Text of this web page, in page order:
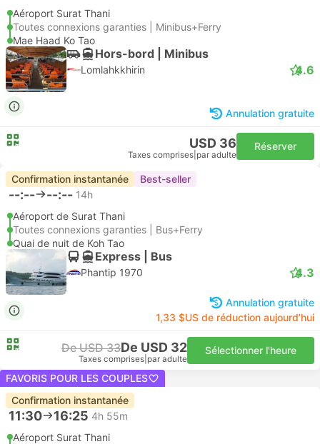
Aéroport Surat Thani
Toutes connexions garanties | Minibus+Ferry
Mae Haad Ko Tao
Hors-bord | Minibus
Lomlahkkhirin 4.6
Annulation gratuite
USD 36
Taxes comprises par adulte
Réserver
Confirmation instantanée Best-seller
--:-- --:-- 14h
Aéroport de Surat Thani
Toutes connexions garanties | Bus+Ferry
Quai de nuit de Koh Tao
Express | Bus
Phantip 1970 4.3
Annulation gratuite
1,33 $US de réduction aujourd’hui
De USD 33De USD 32
Taxes comprises par adulte
Sélectionner l'heure
FAVORIS POUR LES COUPLES
Confirmation instantanée
11:30 16:25 4h 55m
Aéroport Surat Thani